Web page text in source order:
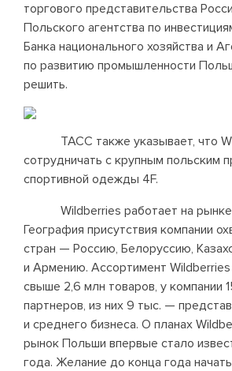
торгового представительства
Польского агентства по
Банка национального хозяйства и
по развитию промышленности
решить.
ТАСС также указывает, что
сотрудничать с крупным польским
спортивной одежды 4F.
Wildberries работает на рынке
География присутствия компании
стран — Россию, Белоруссию,
и Армению. Ассортимент Wildberries
свыше 2,6 млн товаров, у компании
партнеров, из них 9 тыс. —
и среднего бизнеса. О планах
рынок Польши впервые стало
года. Желание до конца года